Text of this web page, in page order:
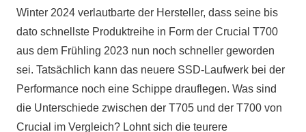
Winter 2024 verlautbarte der Hersteller, dass seine bis
dato schnellste Produktreihe in Form der Crucial T700
aus dem Frühling 2023 nun noch schneller geworden
sei. Tatsächlich kann das neuere SSD-Laufwerk bei der
Performance noch eine Schippe drauflegen. Was sind
die Unterschiede zwischen der T705 und der T700 von
Crucial im Vergleich? Lohnt sich die teurere